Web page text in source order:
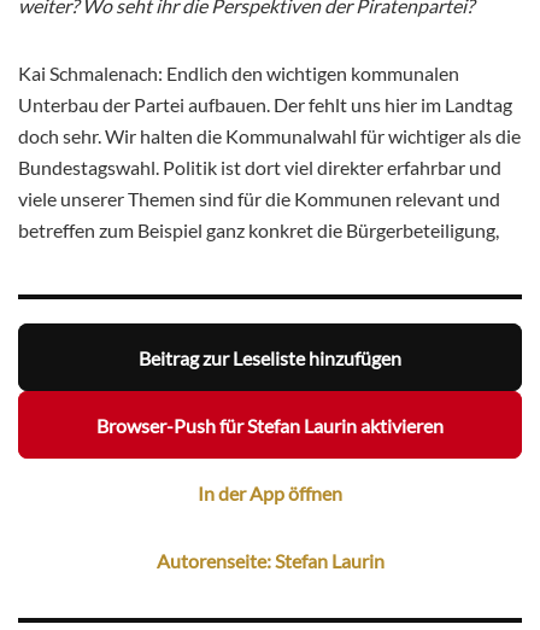
weiter? Wo seht ihr die Perspektiven der Piratenpartei?
Kai Schmalenach: Endlich den wichtigen kommunalen
Unterbau der Partei aufbauen. Der fehlt uns hier im Landtag
doch sehr. Wir halten die Kommunalwahl für wichtiger als die
Bundestagswahl. Politik ist dort viel direkter erfahrbar und
viele unserer Themen sind für die Kommunen relevant und
betreffen zum Beispiel ganz konkret die Bürgerbeteiligung,
Beitrag zur Leseliste hinzufügen
Browser-Push für Stefan Laurin aktivieren
In der App öffnen
Autorenseite: Stefan Laurin